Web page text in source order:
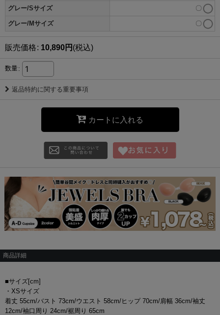
グレー/Sサイズ 〇
グレー/Mサイズ 〇
販売価格: 10,890円 (税込)
数量:
返品特約に関する重要事項
カートに入れる
商品詳細
■サイズ[cm]
・XSサイズ
着丈 55cm/バスト 73cm/ウエスト 58cm/ヒップ 70cm/肩幅 36cm/袖丈
12cm/袖口周り 24cm/裾周り 65cm